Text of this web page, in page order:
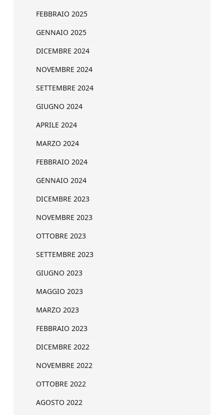
FEBBRAIO 2025
GENNAIO 2025
DICEMBRE 2024
NOVEMBRE 2024
SETTEMBRE 2024
GIUGNO 2024
APRILE 2024
MARZO 2024
FEBBRAIO 2024
GENNAIO 2024
DICEMBRE 2023
NOVEMBRE 2023
OTTOBRE 2023
SETTEMBRE 2023
GIUGNO 2023
MAGGIO 2023
MARZO 2023
FEBBRAIO 2023
DICEMBRE 2022
NOVEMBRE 2022
OTTOBRE 2022
AGOSTO 2022